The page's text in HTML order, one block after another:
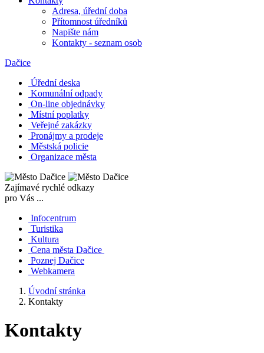
Adresa, úřední doba
Přítomnost úředníků
Napište nám
Kontakty - seznam osob
Dačice
Úřední deska
Komunální odpady
On-line objednávky
Místní poplatky
Veřejné zakázky
Pronájmy a prodeje
Městská policie
Organizace města
Zajímavé rychlé odkazy
pro Vás ...
Infocentrum
Turistika
Kultura
Cena města Dačice
Poznej Dačice
Webkamera
Úvodní stránka
Kontakty
Kontakty